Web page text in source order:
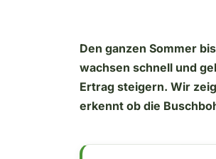
Den ganzen Sommer
wachsen schnell und
Ertrag steigern. Wir
erkennt ob die